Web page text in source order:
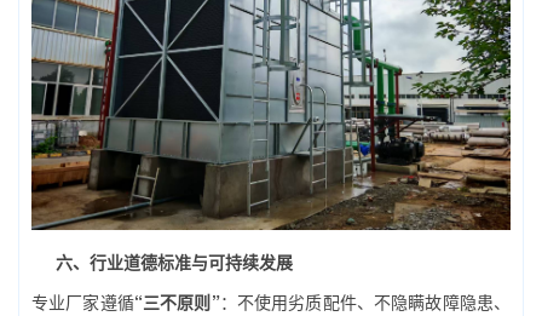
六、行业道德标准与可持续发展
专业厂家遵循“三不原则”：不使用劣质配件、不隐瞒故障隐患、